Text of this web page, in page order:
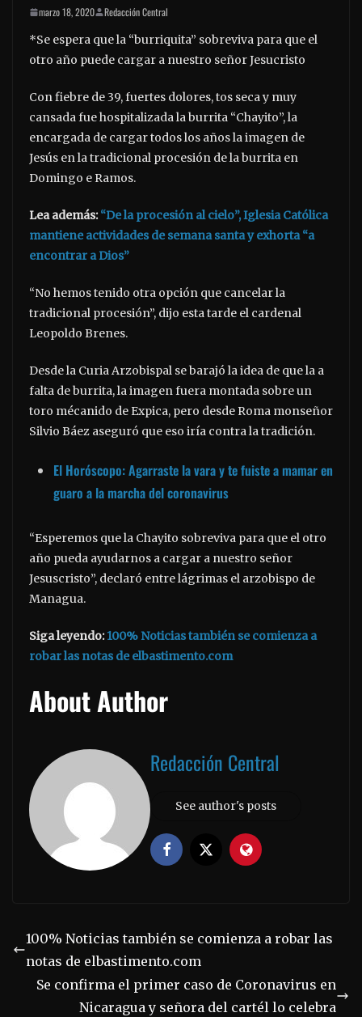
marzo 18, 2020 Redacción Central
*Se espera que la “burriquita” sobreviva para que el
otro año puede cargar a nuestro señor Jesucristo
Con fiebre de 39, fuertes dolores, tos seca y muy
cansada fue hospitalizada la burrita “Chayito”, la
encargada de cargar todos los años la imagen de
Jesús en la tradicional procesión de la burrita en
Domingo e Ramos.
Lea además:“De la procesión al cielo”, Iglesia Católica
mantiene actividades de semana santa y exhorta “a
encontrar a Dios”
“No hemos tenido otra opción que cancelar la
tradicional procesión”, dijo esta tarde el cardenal
Leopoldo Brenes.
Desde la Curia Arzobispal se barajó la idea de que la a
falta de burrita, la imagen fuera montada sobre un
toro mécanido de Expica, pero desde Roma monseñor
Silvio Báez aseguró que eso iría contra la tradición.
El Horóscopo: Agarraste la vara y te fuiste a mamar en
guaro a la marcha del coronavirus
“Esperemos que la Chayito sobreviva para que el otro
año pueda ayudarnos a cargar a nuestro señor
Jesuscristo”, declaró entre lágrimas el arzobispo de
Managua.
Siga leyendo:100% Noticias también se comienza a
robar las notas de elbastimento.com
About Author
Redacción Central
See author's posts
100% Noticias también se comienza a robar las
notas de elbastimento.com
Se confirma el primer caso de Coronavirus en
Nicaragua y señora del cartél lo celebra